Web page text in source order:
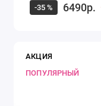
-35 % 6490р.
АКЦИЯ
ПОПУЛЯРНЫЙ